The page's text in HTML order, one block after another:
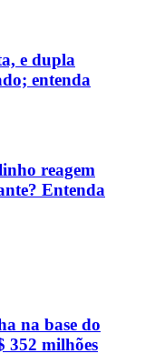
e dupla
entenda
reagem
Entenda
na base do
352 milhões